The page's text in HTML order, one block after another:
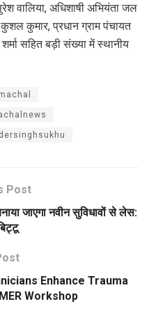
वालिया, अधिशाषी अभियंता जल
कुमार, प्रधान ग्राम पंचायत
सहित बड़ी संख्या में स्थानीय
Post
जाएगा नवीन सुविधावों से लेस:
Enhance Trauma
Workshop